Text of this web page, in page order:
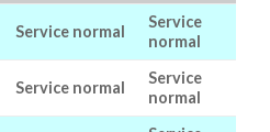
Service normal
Service
normal
Service normal
Service
normal